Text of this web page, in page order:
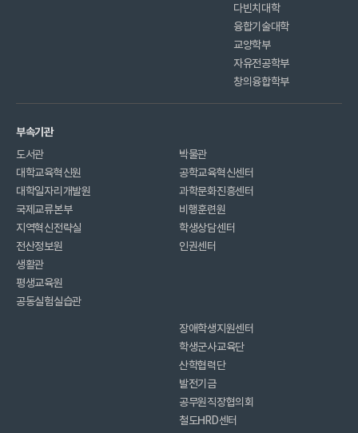
다빈치대학
융합기술대학
교양학부
자유전공학부
창의융합학부
부속기관
도서관
대학교육혁신원
대학일자리개발원
국제교류본부
지역혁신전략실
전산정보원
생활관
평생교육원
공동실험실습관
박물관
공학교육혁신센터
과학문화진흥센터
비행훈련원
학생상담센터
인권센터
장애학생지원센터
학생군사교육단
산학협력단
발전기금
공무원직장협의회
철도HRD센터